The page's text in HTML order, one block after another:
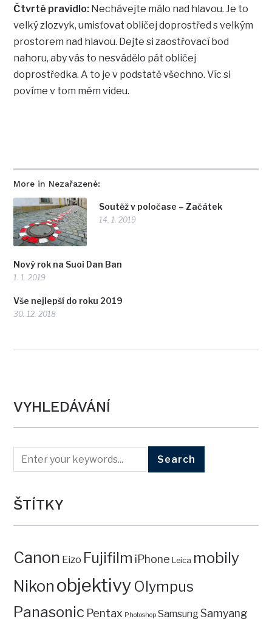
More in Nezařazené:
Soutěž v poločase – Začátek
14. 1. 2019
Nový rok na Suoi Dan Ban
1. 1. 2019
Vše nejlepší do roku 2019
30. 12. 2018
Čtvrté pravidlo: Nechávejte málo nad hlavou. Je to
velký zlozvyk, umisťovat obličej doprostřed s velkým
prostorem nad hlavou. Dejte si zaostřovací bod
nahoru, aby vás to nesvádělo pát obličej
doprostředka. A to je v podstatě všechno. Víc si
povíme v tom mém videu.
VYHLEDÁVÁNÍ
ŠTÍTKY
Canon Eizo Fujifilm iPhone Leica mobily
Nikon objektivy Olympus
Panasonic Pentax Photoshop SamsungSamyang